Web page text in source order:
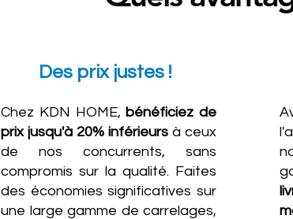
Des prix justes !
Chez KDN HOME, bénéficiez de
prix jusqu'à 20% inférieurs à ceux
de nos concurrents, sans
compromis sur la qualité. Faites
des économies significatives sur
une large gamme de carrelages,